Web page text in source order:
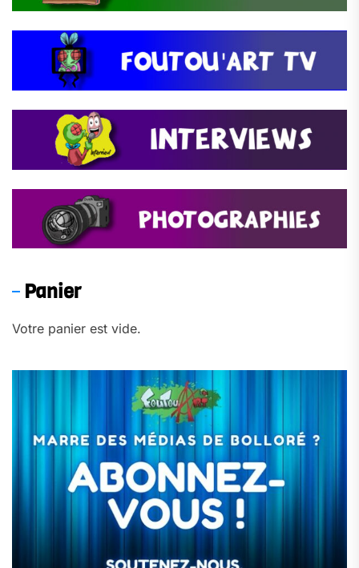
Panier
Votre panier est vide.